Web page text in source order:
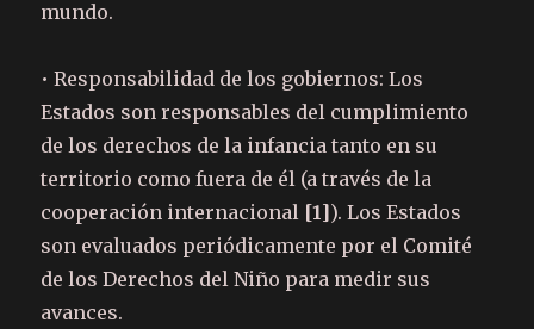
mundo.
• Responsabilidad de los gobiernos: Los
Estados son responsables del cumplimiento
de los derechos de la infancia tanto en su
territorio como fuera de él (a través de la
cooperación internacional [1]). Los Estados
son evaluados periódicamente por el Comité
de los Derechos del Niño para medir sus
avances.